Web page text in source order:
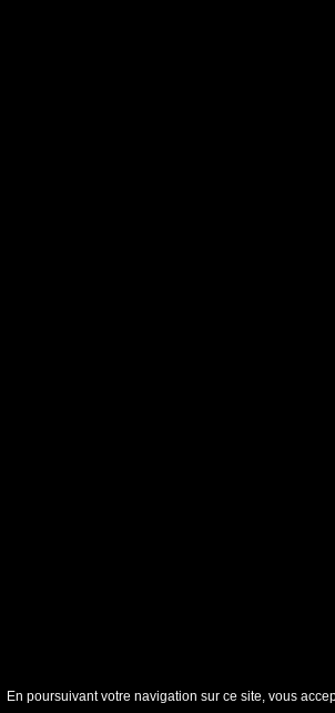
En poursuivant votre navigation sur ce site, vous